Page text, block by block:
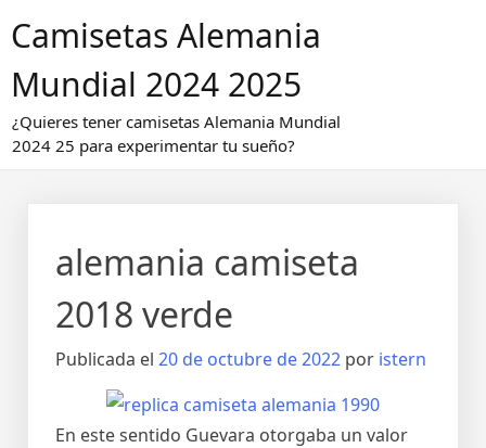
alCamisetas Alemania
Mundial 2024 2025
¿Quieres tener camisetas Alemania Mundial
2024 25 para experimentar tu sueño?
alemania camiseta
2018 verde
Publicada el 20 de octubre de 2022 por istern
En este sentido Guevara otorgaba un valor